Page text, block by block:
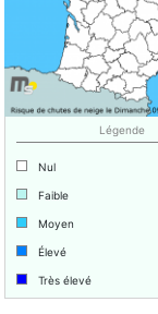
Légende
Nul
Faible
Moyen
Élevé
Très élevé